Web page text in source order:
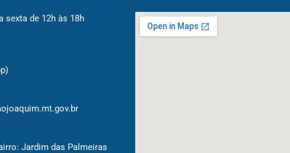
sexta de 12h às 18h
Jardim das Palmeiras